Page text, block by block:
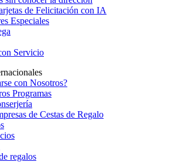
de Felicitación con IA
Especiales
Servicio
con Nosotros?
Programas
de Cestas de Regalo
regalos